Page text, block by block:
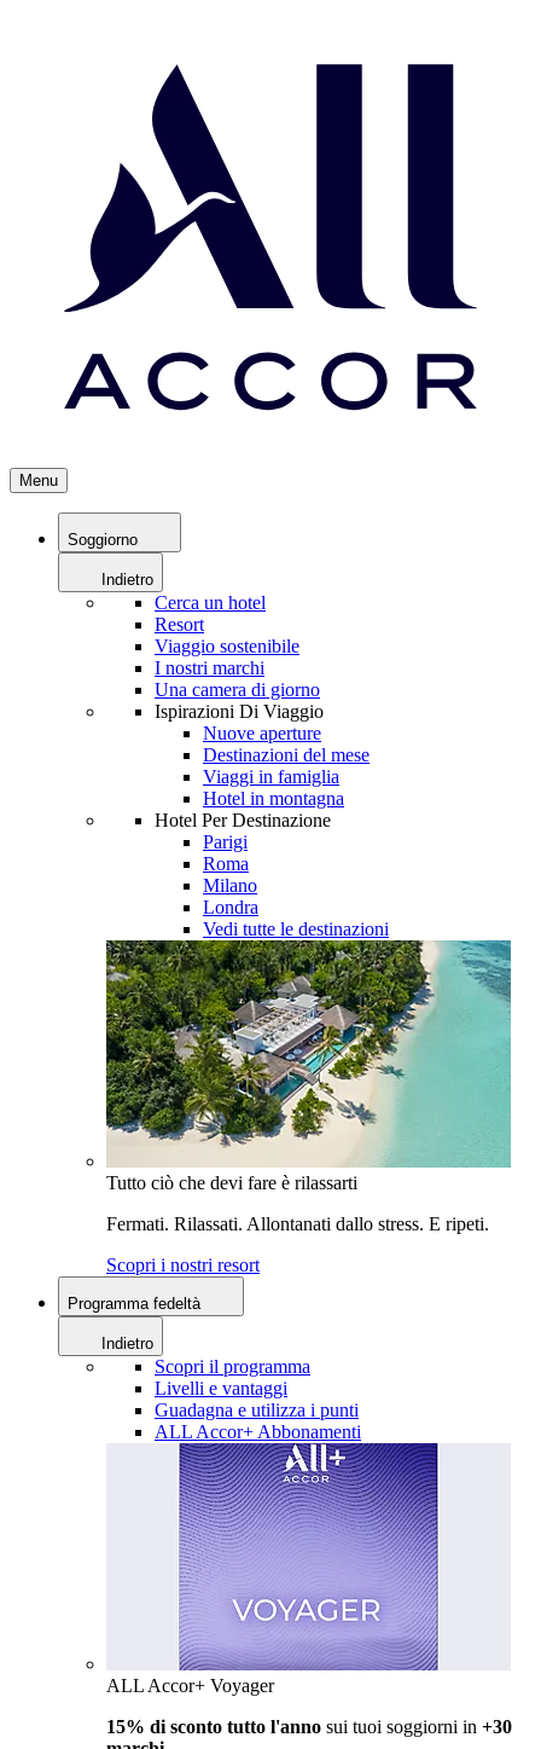
Menu
Soggiorno
Indietro
Cerca un hotel
Resort
Viaggio sostenibile
I nostri marchi
Una camera di giorno
Ispirazioni Di Viaggio
Nuove aperture
Destinazioni del mese
Viaggi in famiglia
Hotel in montagna
Hotel Per Destinazione
Parigi
Roma
Milano
Londra
Vedi tutte le destinazioni
Tutto ciò che devi fare è rilassarti
Fermati. Rilassati. Allontanati dallo stress. E ripeti.
Scopri i nostri resort
Programma fedeltà
Indietro
Scopri il programma
Livelli e vantaggi
Guadagna e utilizza i punti
ALL Accor+ Abbonamenti
ALL Accor+ Voyager
15% di sconto tutto l'anno sui tuoi soggiorni in +30